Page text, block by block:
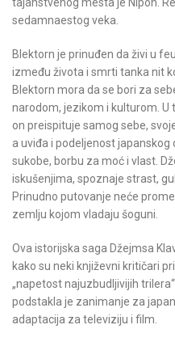
tajanstvenog mesta je Nipon.
sedamnaestog veka.
Blektorn je prinuđen da živi u
između života i smrti tanka nit
Blektorn mora da se bori za
narodom, jezikom i kulturom.
on preispituje samog sebe,
a uviđa i podeljenost
sukobe, borbu za moć i vlast.
iskušenjima, spoznaje strast,
Prinudno putovanje neće
zemlju kojom vladaju šoguni.
Ova istorijska saga Džejmsa
kako su neki književni kritičari
„napetost najuzbudljivijih
podstakla je zanimanje za
adaptacija za televiziju i film.